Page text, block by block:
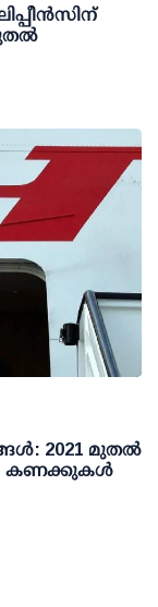
2021 മുതൽ
കണക്കുകൾ